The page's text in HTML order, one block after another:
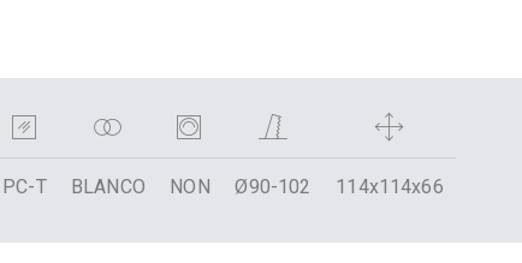
PC-T BLANCO NON Ø90-102 114x114x66